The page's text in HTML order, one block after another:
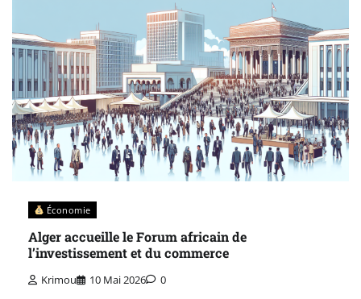
Économie
Alger accueille le Forum africain de
l’investissement et du commerce
Krimou 10 Mai 2026 0